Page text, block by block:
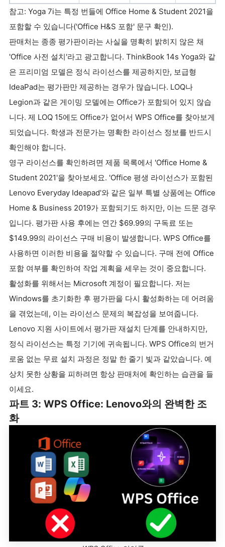
참고: Yoga 7i는 특정 번들에 Office Home & Student 2021을
포함할 수 있습니다('Office H&S 포함' 문구 확인).
판매처는 종종 평가판이라는 사실을 명확히 밝히지 않은 채
'Office 사전 설치'라고 광고합니다. ThinkBook 14s Yoga와 같
은 프리미엄 모델은 정식 라이선스를 제공하지만, 보급형
IdeaPad는 평가판만 제공하는 경우가 많습니다. LOQ나
Legion과 같은 게이밍 모델에는 Office가 포함되어 있지 않습
니다. 제 LOQ 15에도 Office가 없어서 WPS Office를 찾아보게
되었습니다. 학생과 전문가는 명확한 라이선스 정보를 반드시
확인해야 합니다.
영구 라이선스를 확인하려면 제품 목록에서 'Office Home &
Student 2021'을 찾아보세요. 'Office 평생 라이선스가 포함된
Lenovo Everyday Ideapad'와 같은 일부 특별 상품에는 Office
Home & Business 2019가 포함되기도 하지만, 이는 드문 경우
입니다. 평가판 사용 후에는 연간 $69.99의 구독료 또는
$149.99의 라이선스 구매 비용이 발생합니다. WPS Office를
사용하면 이러한 비용을 절약할 수 있습니다. 구매 전에 Office
포함 여부를 확인하여 작업 계획을 세우는 것이 중요합니다.
활성화를 위해서는 Microsoft 계정이 필요합니다. 저는
Windows를 초기화한 후 평가판을 다시 활성화하는 데 어려움
을 겪었는데, 이는 라이선스 문제의 복잡성을 보여줍니다.
Lenovo 지원 사이트에서 평가판 재설치 단계를 안내하지만,
정식 라이선스는 특정 기기에 귀속됩니다. WPS Office의 번거
로움 없는 무료 설치 과정은 정말 한 줄기 빛과 같았습니다. 예
상치 못한 상황을 피하려면 항상 판매처에 확인하는 습관을 들
이세요.
파트 3: WPS Office: Lenovo와의 완벽한 조
화